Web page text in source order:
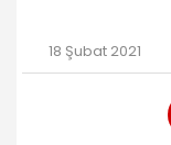
18 Şubat 2021